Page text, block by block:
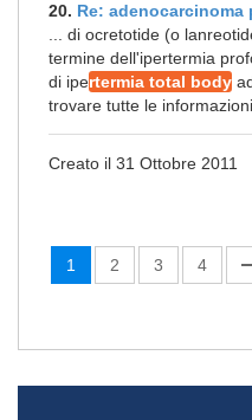
20. Re: adenocarcinoma
... di ocretotide (o
termine dell'ipertermia
di ipertermia total body
trovare tutte le informazioni
Creato il 31 Ottobre 2011
1 2 3 4